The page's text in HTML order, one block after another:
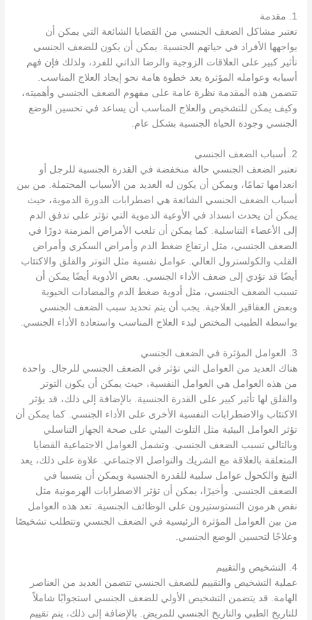
1. مقدمة
تعتبر مشاكل الضعف الجنسي من القضايا الشائعة التي يمكن أن
يواجهها الأفراد في حياتهم الجنسية. يمكن أن يكون للضعف الجنسي
تأثير كبير على العلاقات الزوجية والرضا الذاتي للفرد، ولذلك فإن فهم
أسبابه وعوامله المؤثرة يعد خطوة هامة نحو إيجاد العلاج المناسب.
تتضمن هذه المقدمة نظرة عامة على مفهوم الضعف الجنسي وأهميته،
وكيف يمكن للتشخيص والعلاج المناسب أن يساعد في تحسين الوضع
الجنسي وجودة الحياة الجنسية بشكل عام.
2. أسباب الضعف الجنسي
تعتبر الضعف الجنسي حالة منخفضة في القدرة الجنسية للرجل أو
انعدامها تمامًا، ويمكن أن يكون له العديد من الأسباب المحتملة. من بين
أسباب الضعف الجنسي الشائعة هي اضطرابات الدورة الدموية، حيث
يمكن أن يحدث انسداد في الأوعية الدموية التي تؤثر على تدفق الدم
إلى الأعضاء التناسلية. كما يمكن أن تلعب الأمراض المزمنة دورًا في
الضعف الجنسي، مثل ارتفاع ضغط الدم وأمراض السكري وأمراض
القلب والكولسترول العالي. عوامل نفسية مثل التوتر والقلق والاكتئاب
أيضًا قد تؤدي إلى ضعف الأداء الجنسي. بعض الأدوية أيضًا يمكن أن
تسبب الضعف الجنسي، مثل أدوية ضغط الدم والمضادات الحيوية
وبعض العقاقير العلاجية. يجب أن يتم تحديد سبب الضعف الجنسي
بواسطة الطبيب المختص لبدء العلاج المناسب واستعادة الأداء الجنسي.
3. العوامل المؤثرة في الضعف الجنسي
هناك العديد من العوامل التي تؤثر في الضعف الجنسي للرجال. واحدة
من هذه العوامل هي العوامل النفسية، حيث يمكن أن يكون التوتر
والقلق لها تأثير كبير على القدرة الجنسية. بالإضافة إلى ذلك، قد يؤثر
الاكتئاب والاضطرابات النفسية الأخرى على الأداء الجنسي. كما يمكن أن
تؤثر العوامل البيئية مثل التلوث البيئي على صحة الجهاز التناسلي
وبالتالي تسبب الضعف الجنسي. وتشمل العوامل الاجتماعية القضايا
المتعلقة بالعلاقة مع الشريك والتواصل الاجتماعي. علاوة على ذلك، يعد
التبغ والكحول عوامل سلبية للقدرة الجنسية ويمكن أن يتسببا في
الضعف الجنسي. وأخيرًا، يمكن أن تؤثر الاضطرابات الهرمونية مثل
نقص هرمون التستوستيرون على الوظائف الجنسية. تعد هذه العوامل
من بين العوامل المؤثرة الرئيسية في الضعف الجنسي وتتطلب تشخيصًا
وعلاجًا لتحسين الوضع الجنسي.
4. التشخيص والتقييم
عملية التشخيص والتقييم للضعف الجنسي تتضمن العديد من العناصر
الهامة. قد يتضمن التشخيص الأولي للضعف الجنسي استجوابًا شاملاً
للتاريخ الطبي والتاريخ الجنسي للمريض. بالإضافة إلى ذلك، يتم تقييم